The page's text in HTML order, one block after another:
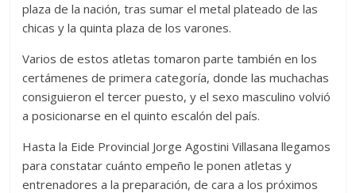
plaza de la nación, tras sumar el metal plateado de las
chicas y la quinta plaza de los varones.
Varios de estos atletas tomaron parte también en los
certámenes de primera categoría, donde las muchachas
consiguieron el tercer puesto, y el sexo masculino volvió
a posicionarse en el quinto escalón del país.
Hasta la Eide Provincial Jorge Agostini Villasana llegamos
para constatar cuánto empeño le ponen atletas y
entrenadores a la preparación, de cara a los próximos